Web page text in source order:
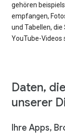
gehören
empfangen,
und Tabellen,
YouTube-Videos
Daten,
unserer
Ihre Apps,